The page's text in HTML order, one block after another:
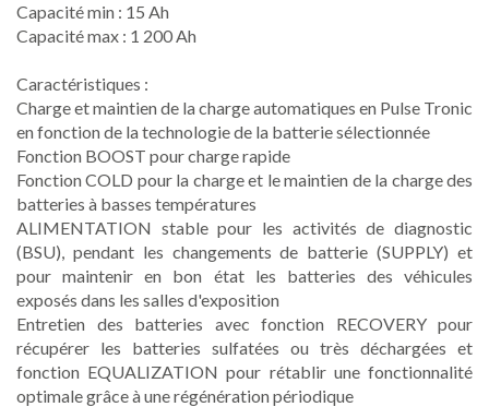
Capacité min : 15 Ah
Capacité max : 1 200 Ah
Caractéristiques :
Charge et maintien de la charge automatiques en Pulse Tronic
en fonction de la technologie de la batterie sélectionnée
Fonction BOOST pour charge rapide
Fonction COLD pour la charge et le maintien de la charge des
batteries à basses températures
ALIMENTATION stable pour les activités de diagnostic
(BSU), pendant les changements de batterie (SUPPLY) et
pour maintenir en bon état les batteries des véhicules
exposés dans les salles d'exposition
Entretien des batteries avec fonction RECOVERY pour
récupérer les batteries sulfatées ou très déchargées et
fonction EQUALIZATION pour rétablir une fonctionnalité
optimale grâce à une régénération périodique